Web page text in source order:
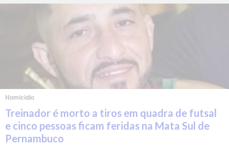
Homicídio
Treinador é morto a tiros em quadra de futsal
e cinco pessoas ficam feridas na Mata Sul de
Pernambuco